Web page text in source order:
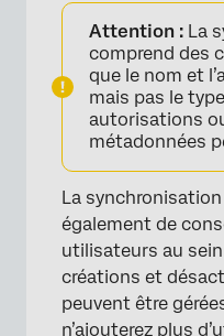
Attention : La
comprend des
que le nom et
mais pas le
autorisations
métadonnées
La
également de
utilisateurs au sein
créations et
peuvent être
n’ajouterez plus